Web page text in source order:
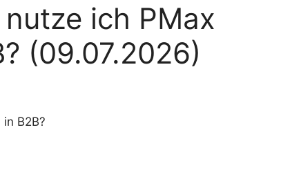
nutze ich PMax
(09.07.2026)
B2B?